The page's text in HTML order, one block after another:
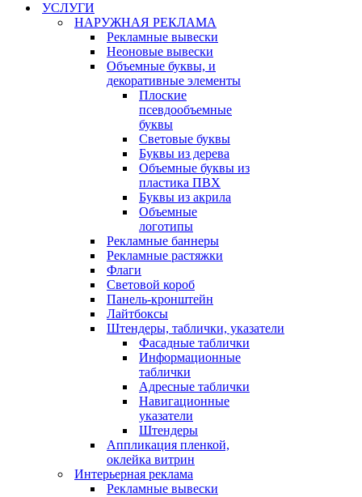
УСЛУГИ
НАРУЖНАЯ РЕКЛАМА
Рекламные вывески
Неоновые вывески
Объемные буквы, и
декоративные элементы
Плоские
псевдообъемные
буквы
Световые буквы
Буквы из дерева
Объемные буквы из
пластика ПВХ
Буквы из акрила
Объемные
логотипы
Рекламные баннеры
Рекламные растяжки
Флаги
Световой короб
Панель-кронштейн
Лайтбоксы
Штендеры, таблички, указатели
Фасадные таблички
Информационные
таблички
Адресные таблички
Навигационные
указатели
Штендеры
Аппликация пленкой,
оклейка витрин
Интерьерная реклама
Рекламные вывески